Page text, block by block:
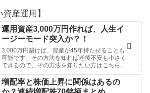
資産運用】
運用資産3,000万円作れば、人生イ
ージーモード突入か？！
3,000万円築けば、資産が45年持たせることも
可能です。その方法を知れば老後不安も小さく
できるので、その方法を知りたい方はこちら。
増配率と株価上昇に関係はあるの